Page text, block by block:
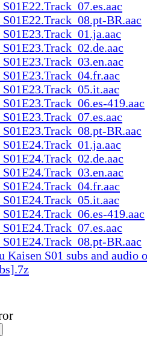
BR.aac
419.aac
BR.aac
419.aac
BR.aac
Kaisen S01 subs and